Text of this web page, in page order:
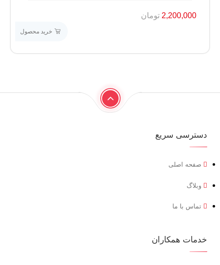
2,200,000 تومان
خرید محصول
دسترسی سریع
صفحه اصلی
وبلاگ
تماس با ما
خدمات همکاران